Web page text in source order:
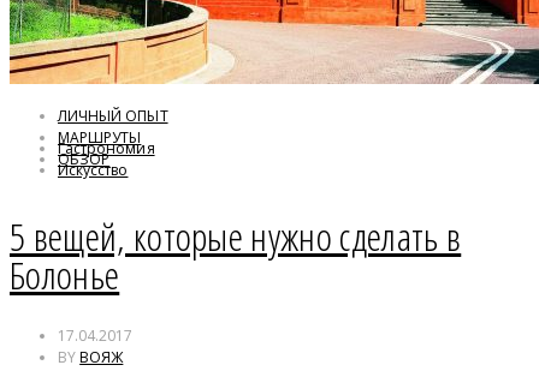
ЛИЧНЫЙ ОПЫТ
МАРШРУТЫ
ОБЗОР
Гастрономия
Искусство
5 вещей, которые нужно сделать в
Болонье
17.04.2017
BYВОЯЖ